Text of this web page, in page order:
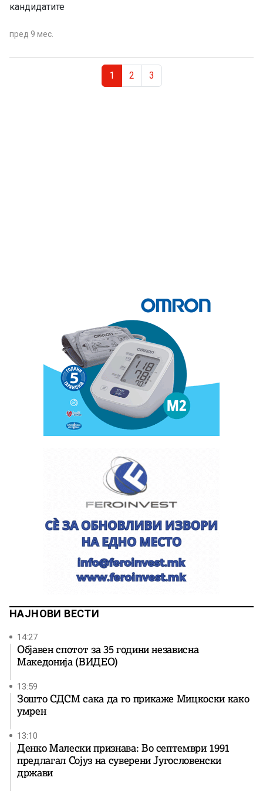
кандидатите
пред 9 мес.
Current Page
1 Page
2 Page
3
НАЈНОВИ ВЕСТИ
14:27
Објавен спотот за 35 години независна
Македонија (ВИДЕО)
13:59
Зошто СДСМ сака да го прикаже Мицкоски како
умрен
13:10
Денко Малески признава: Во септември 1991
предлагал Сојуз на суверени Југословенски
држави